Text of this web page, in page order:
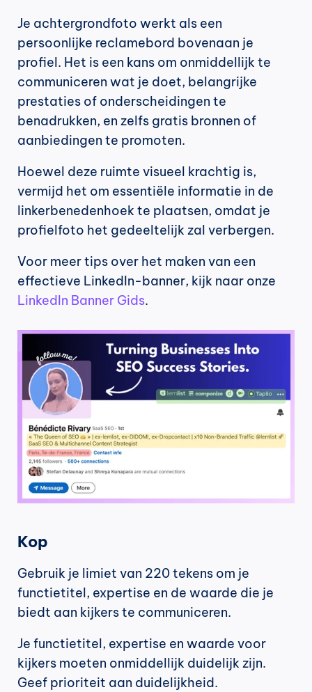
Je achtergrondfoto werkt als een
persoonlijke reclamebord bovenaan je
profiel. Het is een kans om onmiddellijk te
communiceren wat je doet, belangrijke
prestaties of onderscheidingen te
benadrukken, en zelfs gratis bronnen of
aanbiedingen te promoten.
Hoewel deze ruimte visueel krachtig is,
vermijd het om essentiële informatie in de
linkerbenedenhoek te plaatsen, omdat je
profielfoto het gedeeltelijk zal verbergen.
Voor meer tips over het maken van een
LinkedIn Banner Gids.
Kop
Gebruik je limiet van 220 tekens om je
functietitel, expertise en de waarde die je
biedt aan kijkers te communiceren.
Je functietitel, expertise en waarde voor
kijkers moeten onmiddellijk duidelijk zijn.
Geef prioriteit aan duidelijkheid.